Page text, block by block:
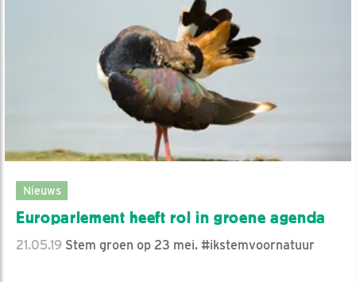
Nieuws
Europarlement heeft rol in groene agenda
21.05.19 Stem groen op 23 mei. #ikstemvoornatuur